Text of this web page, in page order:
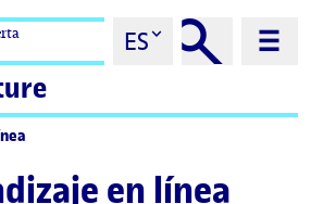
ES
en línea